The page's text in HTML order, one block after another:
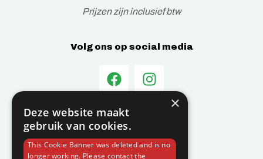
Prijzen zijn inclusief btw
Volg ons op social media
Informatie
Over C-Vin
Contact
×
Deze website maakt
gebruik van cookies.
This Cookie Banner was deleted and is no
longer working. Please contact the